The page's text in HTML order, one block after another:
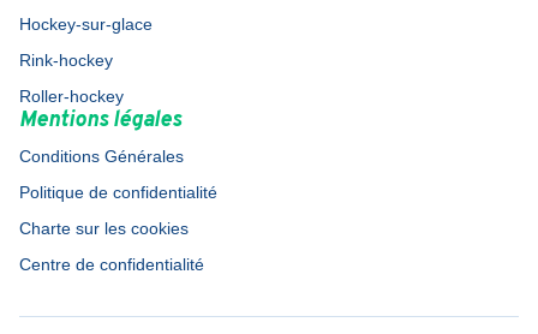
Hockey-sur-glace
Rink-hockey
Roller-hockey
Mentions légales
Conditions Générales
Politique de confidentialité
Charte sur les cookies
Centre de confidentialité